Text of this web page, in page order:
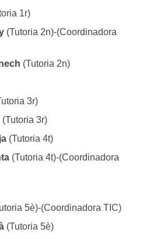
1r)
(Tutoria 2n)-(Coordinadora
(Tutoria 2n)
3r)
(Tutoria 3r)
(Tutoria 4t)
(Tutoria 4t)-(Coordinadora
5è)-(Coordinadora TIC)
(Tutoria 5è)